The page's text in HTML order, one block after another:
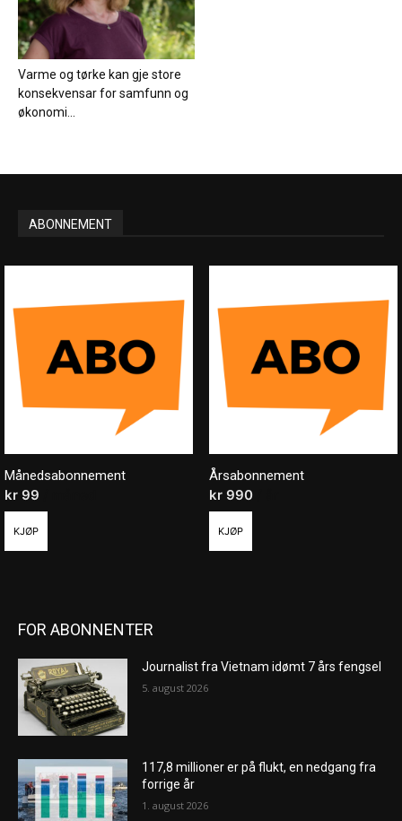
Varme og tørke kan gje store
konsekvensar for samfunn og
økonomi...
ABONNEMENT
Månedsabonnement
kr 99
KJØP
Årsabonnement
kr990
KJØP
FOR ABONNENTER
Journalist fra Vietnam idømt 7 års fengsel
5. august 2026
117,8 millioner er på flukt, en nedgang fra
forrige år
1. august 2026